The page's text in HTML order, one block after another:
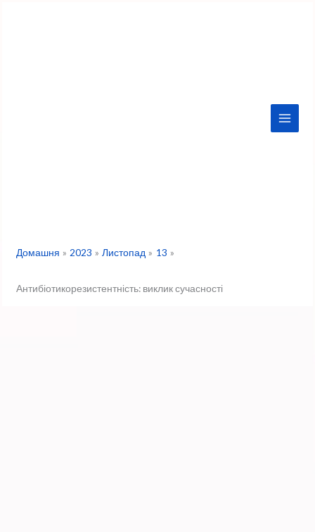
Домашня 2023 Листопад 13
Антибіотикорезистентність: виклик сучасності